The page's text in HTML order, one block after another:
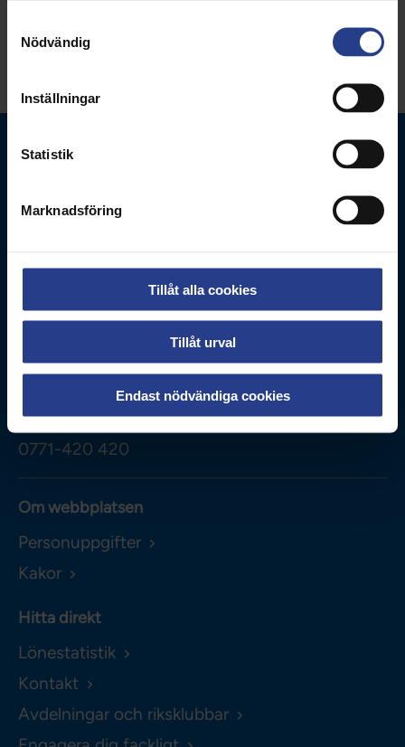
Nödvändig
Inställningar
Statistik
Marknadsföring
Tillåt alla cookies
Tillåt urval
Endast nödvändiga cookies
103 65Stockholm
Adolf Fredriks Kyrkogata 11
Kontakta oss
0771-420 420
Om webbplatsen
Personuppgifter
Kakor
Hitta direkt
Lönestatistik
Kontakt
Avdelningar och riksklubbar